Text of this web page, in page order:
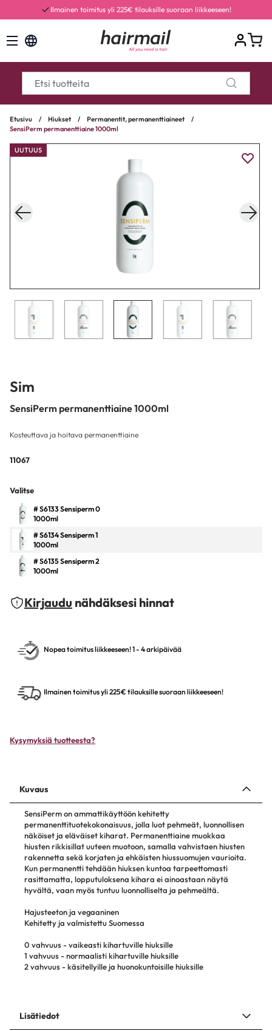
Ilmainen toimitus yli 225€ tilauksille suoraan liikkeeseen!
Etusivu / Hiukset / Permanentit, permanenttiaineet
/
SensiPerm permanenttiaine 1000ml
UUTUUS
Sim
SensiPerm permanenttiaine 1000ml
Kosteuttava ja hoitava permanenttiaine
11067
Valitse
# S6133 Sensiperm 0
1000ml
# S6134 Sensiperm 1
1000ml
# S6135 Sensiperm 2
1000ml
Kirjaudu nähdäksesi hinnat
Nopea toimitus liikkeeseen! 1 - 4 arkipäivää
Ilmainen toimitus yli 225€ tilauksille suoraan liikkeeseen!
Kysymyksiä tuotteesta?
Kuvaus
SensiPerm on ammattikäyttöön kehitetty
permanenttituotekokonaisuus, jolla luot pehmeät, luonnollisen
näköiset ja eläväiset kiharat. Permanenttiaine muokkaa
hiusten rikkisillat uuteen muotoon, samalla vahvistaen hiusten
rakennetta sekä korjaten ja ehkäisten hiussuomujen vaurioita.
Kun permanentti tehdään hiuksen kuntoa tarpeettomasti
rasittamatta, lopputuloksena kihara ei ainoastaan näytä
hyvältä, vaan myös tuntuu luonnolliselta ja pehmeältä.
Hajusteeton ja vegaaninen
Kehitetty ja valmistettu Suomessa
0 vahvuus - vaikeasti kihartuville hiuksille
1 vahvuus - normaalisti kihartuville hiuksille
2 vahvuus - käsitellyille ja huonokuntoisille hiuksille
Lisätiedot